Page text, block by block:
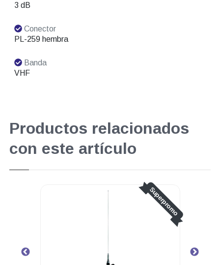
3 dB
Conector
PL-259 hembra
Banda
VHF
Productos relacionados
con este artículo
Superpromo